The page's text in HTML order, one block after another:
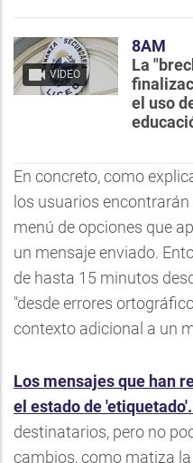
VIDEO
8AM
La
el uso
En concreto, como
los usuarios encontrarán
menú de opciones que
un mensaje enviado.
de hasta 15 minutos
"desde errores
contexto adicional a un
Los mensajes que han
el estado de 'etiquetado'.
destinatarios, pero no
cambios, como matiza